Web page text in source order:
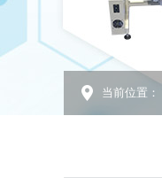
当前位置：